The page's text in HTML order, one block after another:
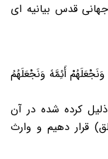
قدس بیانیه ای
أَئِمَّهً وَنَجْعَلَهُمُ
کرده شده در آن
قرار دهیم و وارث